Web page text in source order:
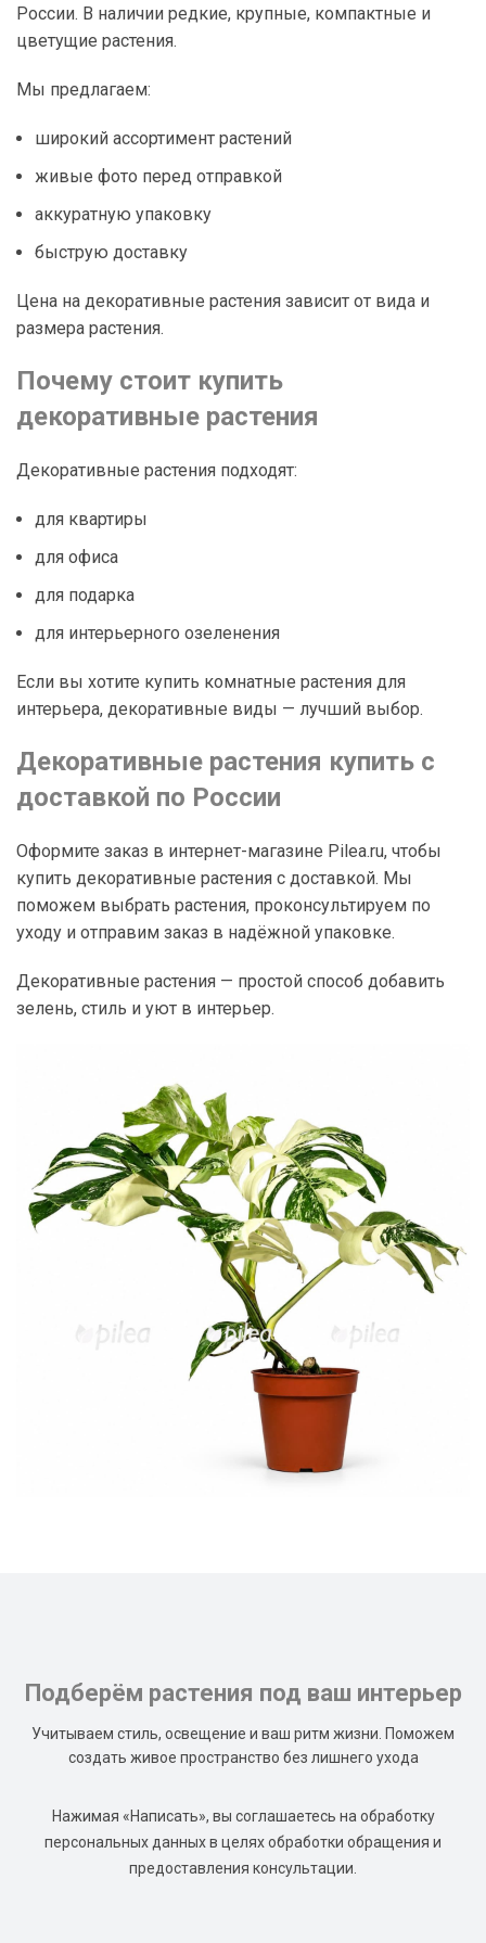
России. В наличии редкие, крупные, компактные и
цветущие растения.
Мы предлагаем:
широкий ассортимент растений
живые фото перед отправкой
аккуратную упаковку
быструю доставку
Цена на декоративные растения зависит от вида и
размера растения.
Почему стоит купить
декоративные растения
Декоративные растения подходят:
для квартиры
для офиса
для подарка
для интерьерного озеленения
Если вы хотите купить комнатные растения для
интерьера, декоративные виды — лучший выбор.
Декоративные растения купить с
доставкой по России
Оформите заказ в интернет-магазине Pilea.ru, чтобы
купить декоративные растения с доставкой. Мы
поможем выбрать растения, проконсультируем по
уходу и отправим заказ в надёжной упаковке.
Декоративные растения — простой способ добавить
зелень, стиль и уют в интерьер.
Подберём растения под ваш интерьер
Учитываем стиль, освещение и ваш ритм жизни. Поможем
создать живое пространство без лишнего ухода
Нажимая «Написать», вы соглашаетесь на обработку
персональных данных в целях обработки обращения и
предоставления консультации.